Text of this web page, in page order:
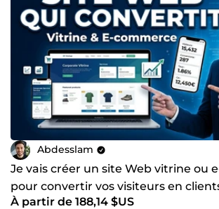
Abdesslam
Je vais créer un site Web vitrine ou
pour convertir vos visiteurs en
À partir de 188,14 $US